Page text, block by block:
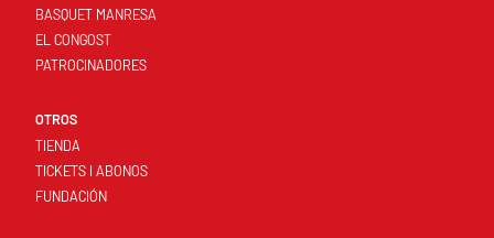
BASQUET MANRESA
EL CONGOST
PATROCINADORES
OTROS
TIENDA
TICKETS I ABONOS
FUNDACIÓN